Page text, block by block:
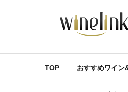
TOP おすすめワイン